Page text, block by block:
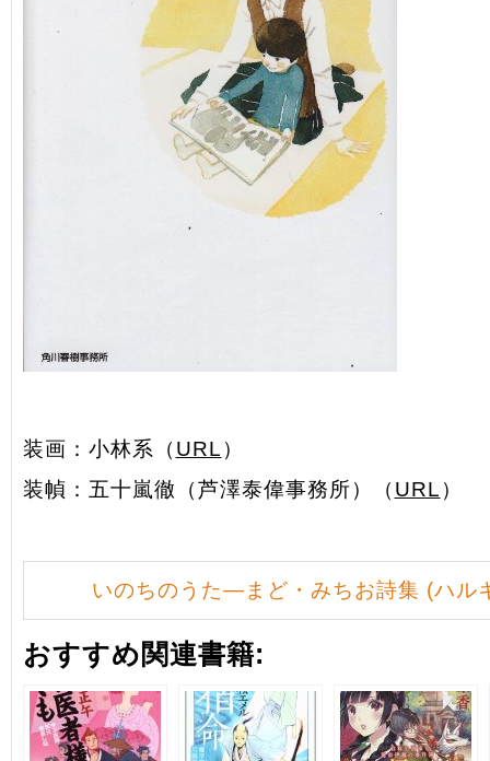
装画：小林系（ URL ）
装幀：五十嵐徹（芦澤泰偉事務所）（ URL ）
いのちのうた―まど・みちお詩集 (ハル
おすすめ関連書籍: